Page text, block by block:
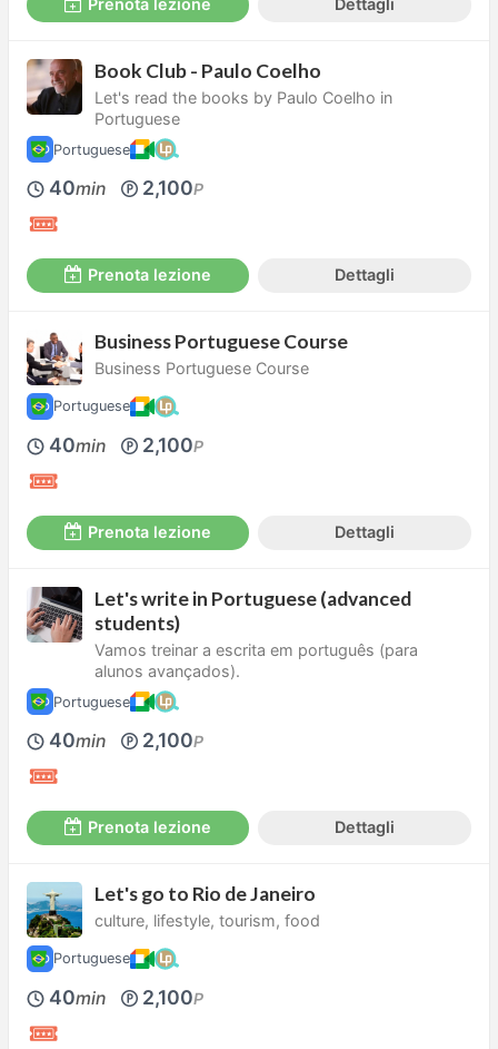
Book Club - Paulo Coelho
Let's read the books by Paulo Coelho in
Portuguese
Portuguese
40min 2,100P
Prenota lezione Dettagli
Business Portuguese Course
Business Portuguese Course
Portuguese
40min 2,100P
Prenota lezione Dettagli
Let's write in Portuguese (advanced
students)
Vamos treinar a escrita em português (para
alunos avançados).
Portuguese
40min 2,100P
Prenota lezione Dettagli
Let's go to Rio de Janeiro
culture, lifestyle, tourism, food
Portuguese
40min 2,100P